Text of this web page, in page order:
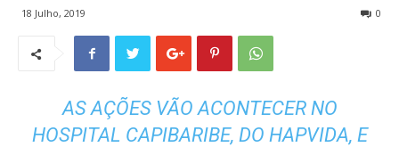
18 Julho, 2019 0
AS AÇÕES VÃO ACONTECER NO
HOSPITAL CAPIBARIBE, DO HAPVIDA, E